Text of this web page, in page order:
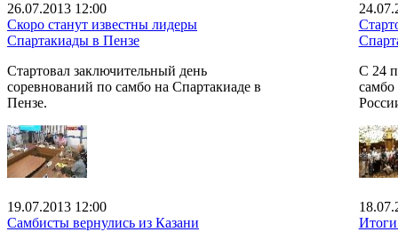
26.07.2013 12:00
Скоро станут известны лидеры
Спартакиады в Пензе
Стартовал заключительный день
соревнований по самбо на Спартакиаде в
Пензе.
С 24
самбо
19.07.2013 12:00
Самбисты вернулись из Казани